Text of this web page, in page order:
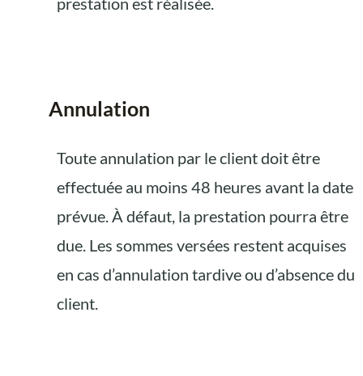
Annulation
Toute annulation par le client doit être
effectuée au moins 48 heures avant la date
prévue. À défaut, la prestation pourra être
due. Les sommes versées restent acquises
en cas d’annulation tardive ou d’absence du
client.